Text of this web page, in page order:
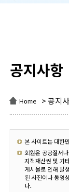
공지사항
Home > 공지
본 사이트는 대한
회원은 공공질서
지적재산권 및 기
게시물로 인해 발
된 사진이나 동영
다.